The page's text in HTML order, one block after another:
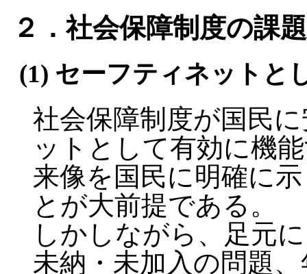
２．社会保障制度の課題
(1) セーフティネットと
社会保障制度が国民
ットとして有効に機
来像を国民に明確に
とが大前提である。
しかしながら、足元
未納・未加入の問題